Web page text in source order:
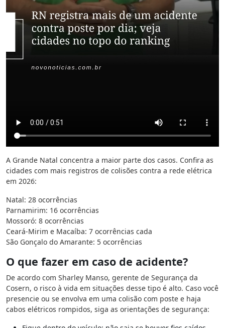
A Grande Natal concentra a maior parte dos casos. Confira as
cidades com mais registros de colisões contra a rede elétrica
em 2026:
Natal: 28 ocorrências
Parnamirim: 16 ocorrências
Mossoró: 8 ocorrências
Ceará-Mirim e Macaíba: 7 ocorrências cada
São Gonçalo do Amarante: 5 ocorrências
O que fazer em caso de acidente?
De acordo com Sharley Manso, gerente de Segurança da
Cosern, o risco à vida em situações desse tipo é alto. Caso você
presencie ou se envolva em uma colisão com poste e haja
cabos elétricos rompidos, siga as orientações de segurança: